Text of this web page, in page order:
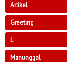
Artikel
Greeting
L
Manunggal